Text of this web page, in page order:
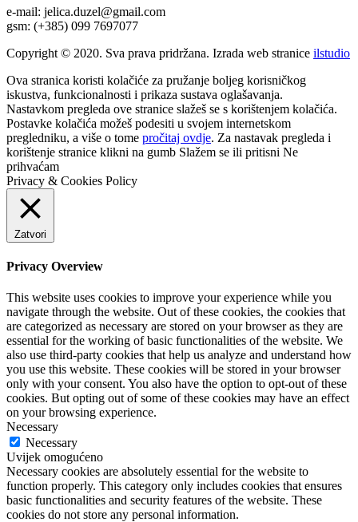
e-mail: jelica.duzel@gmail.com
gsm: (+385) 099 7697077
Copyright © 2020. Sva prava pridržana. Izrada web stranice ilstudio
Ova stranica koristi kolačiće za pružanje boljeg korisničkog
iskustva, funkcionalnosti i prikaza sustava oglašavanja.
Nastavkom pregleda ove stranice slažeš se s korištenjem kolačića.
Postavke kolačića možeš podesiti u svojem internetskom
pregledniku, a više o tome pročitaj ovdje. Za nastavak pregleda i
korištenje stranice klikni na gumb Slažem se ili pritisni Ne
prihvaćam
Privacy & Cookies Policy
Zatvori
Privacy Overview
This website uses cookies to improve your experience while you
navigate through the website. Out of these cookies, the cookies that
are categorized as necessary are stored on your browser as they are
essential for the working of basic functionalities of the website. We
also use third-party cookies that help us analyze and understand how
you use this website. These cookies will be stored in your browser
only with your consent. You also have the option to opt-out of these
cookies. But opting out of some of these cookies may have an effect
on your browsing experience.
Necessary
Necessary
Uvijek omogućeno
Necessary cookies are absolutely essential for the website to
function properly. This category only includes cookies that ensures
basic functionalities and security features of the website. These
cookies do not store any personal information.